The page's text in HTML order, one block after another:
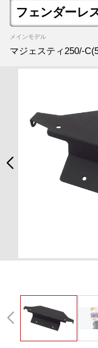
フェンダーレ
メインモデル
マジェスティ250/-